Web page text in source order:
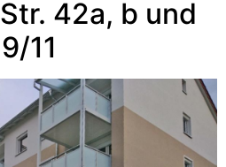
42a, b und
11